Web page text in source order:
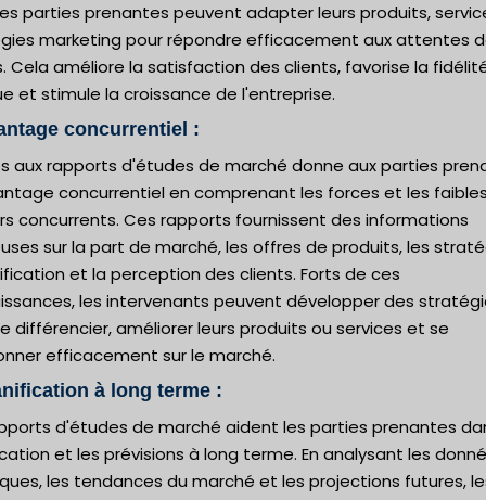
parties prenantes peuvent adapter leurs produits,
marketing pour répondre efficacement aux attentes
Cela améliore la satisfaction des clients, favorise la
et stimule la croissance de l'entreprise.
concurrentiel :
aux rapports d'études de marché donne aux parties
concurrentiel en comprenant les forces et les
concurrents. Ces rapports fournissent des informations
sur la part de marché, les offres de produits, les
et la perception des clients. Forts de ces
les intervenants peuvent développer des
différencier, améliorer leurs produits ou services et se
efficacement sur le marché.
à long terme :
d'études de marché aident les parties prenantes
et les prévisions à long terme. En analysant les
les tendances du marché et les projections futures,